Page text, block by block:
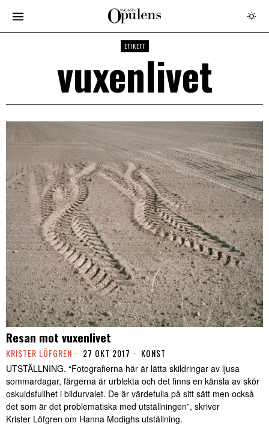
ETIKETT
vuxenlivet
Resan mot vuxenlivet
KRISTER LÖFGREN 27 OKT 2017 KONST
UTSTÄLLNING. “Fotografierna här är lätta skildringar av ljusa
sommardagar, färgerna är urblekta och det finns en känsla av skör
oskuldsfullhet i bildurvalet. De är värdefulla på sitt sätt men också
det som är det problematiska med utställningen”, skriver
Krister Löfgren om Hanna Modighs utställning.